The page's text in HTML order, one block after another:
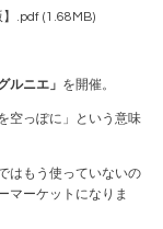
】.pdf (1.68MB)
ルニエ」 を開催。
空っぽに」という意味
はもう使っていないの
マーケットになりま